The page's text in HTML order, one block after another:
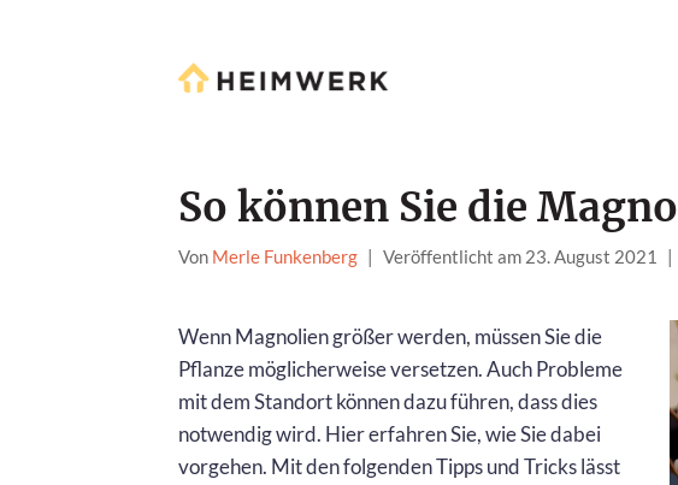
So können Sie die
Von Merle Funkenberg | Veröffentlicht am 23. August 2021 |
Wenn Magnolien größer werden, müssen Sie die
Pflanze möglicherweise versetzen. Auch Probleme
mit dem Standort können dazu führen, dass dies
notwendig wird. Hier erfahren Sie, wie Sie dabei
vorgehen. Mit den folgenden Tipps und Tricks lässt